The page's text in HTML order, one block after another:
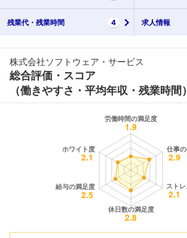
残業代・ 残業時間 4 求人情報
株式会社ソフトウェア・サービス
総合評価・スコア
（働きやすさ・平均年収・残業時間）